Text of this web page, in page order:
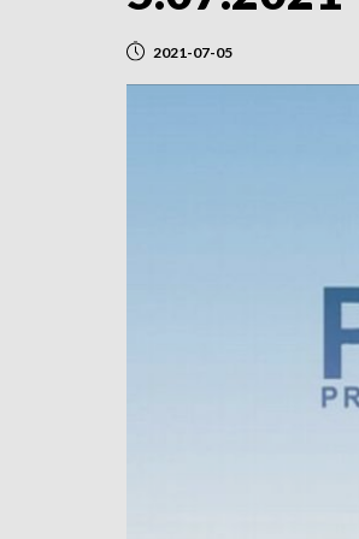
2021-07-05